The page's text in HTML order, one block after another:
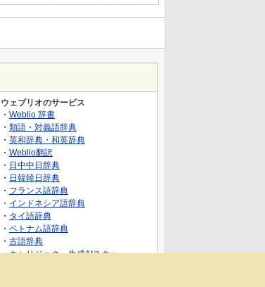
ウェブリオのサービス
・ Weblio 辞書
・ 類語・対義語辞典
・ 英和辞典・和英辞典
・ Weblio翻訳
・ 日中中日辞典
・ 日韓韓日辞典
・ フランス語辞典
・ インドネシア語辞典
・ タイ語辞典
・ ベトナム語辞典
・ 古語辞典
・キャリジェネ～生成AIスクー